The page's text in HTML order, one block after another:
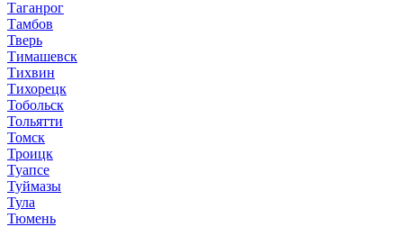
Таганрог
Тамбов
Тверь
Тимашевск
Тихвин
Тихорецк
Тобольск
Тольятти
Томск
Троицк
Туапсе
Туймазы
Тула
Тюмень